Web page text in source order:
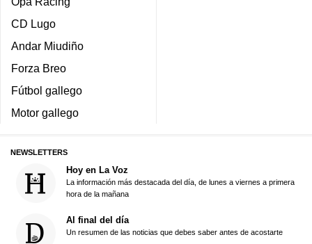
CD Lugo
Andar Miudiño
Forza Breo
Fútbol gallego
Motor gallego
NEWSLETTERS
Hoy en La Voz
La información más destacada del día, de lunes a viernes a primera
hora de la mañana
Al final del día
Un resumen de las noticias que debes saber antes de acostarte